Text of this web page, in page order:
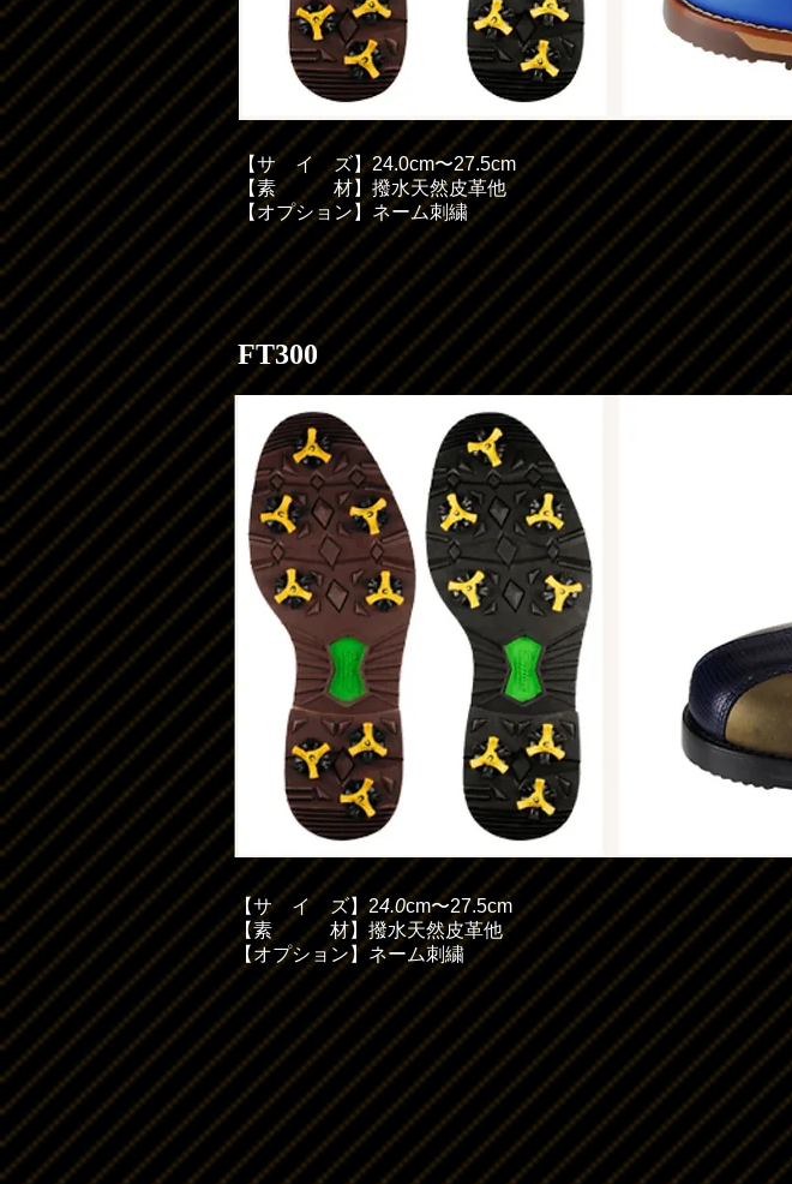
【サイズ】24.0cm〜27.5cm
【素 材】撥水天然皮革他
【オプション】ネーム刺繍
FT300
【サイ ズ】24.0cm〜27.5cm
【素 材】撥水天然皮革他
【オプション】ネーム刺繍